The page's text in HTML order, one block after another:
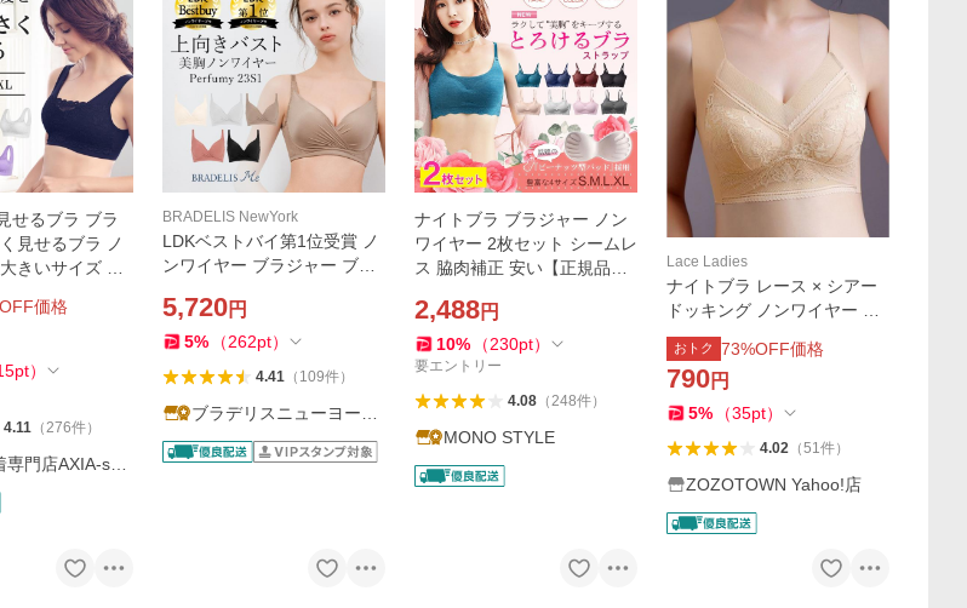
せるブラ ブラ
見せるブラ ノ
きいサイズ ノ
ラ 着痩せ 50代
価格
pt）
4.11（276件）
門店AXIA-sho
BRADELIS NewYork
LDKベストバイ第1位受賞 ノ
ンワイヤー ブラジャー ブラ
ブラデリス Perfumyブラ23S
1 パフューミー 定番 爆買
5,720円
5% （262pt）
4.41（ 109件）
ブラデリスニューヨーク
直営店
ナイトブラ ブラジャー ノン
ワイヤー 2枚セット シームレ
ス 脇肉補正 安い【正規品】
2,488円
10% （230pt）
要エントリー
4.08（248件）
MONO STYLE
Lace Ladies
ナイトブラ レース × シアー
ドッキング ノンワイヤー ブ
ラ ナイトブラ
おトク 73%OFF価格
790円
5% （35pt）
4.02（51件）
ZOZOTOWN Yahoo!店